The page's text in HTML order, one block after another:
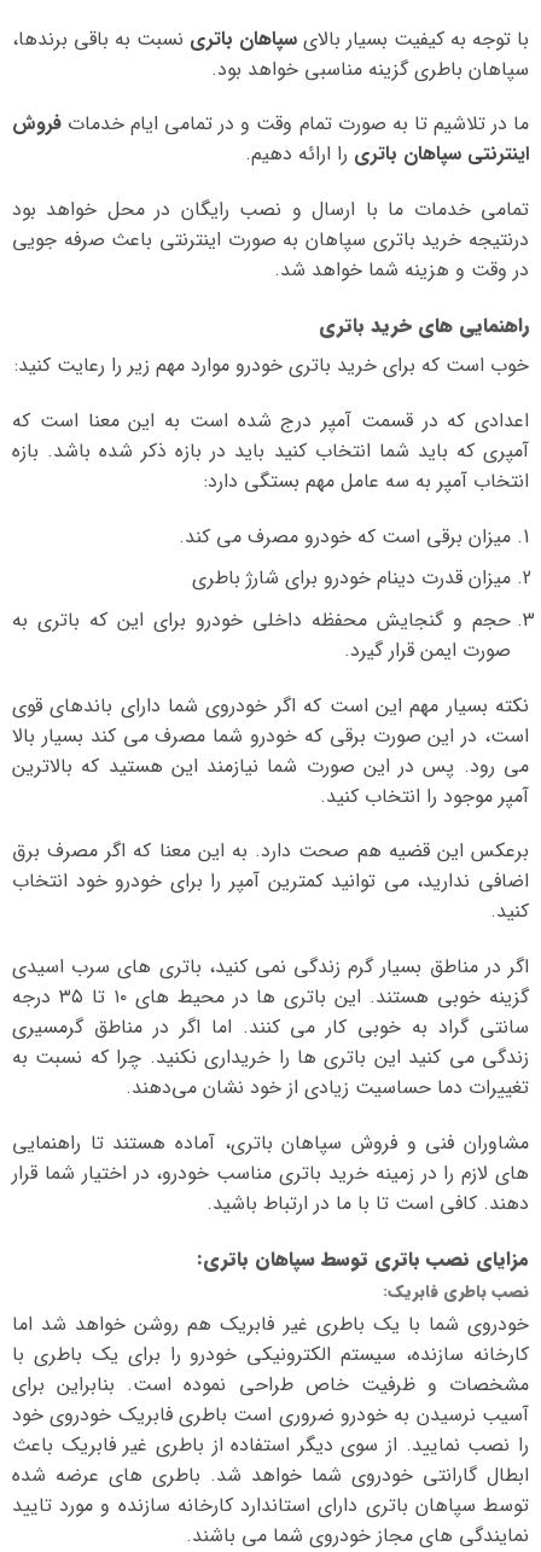
با توجه به کیفیت بسیار بالای سپاهان باتری نسبت به باقی برندها،
سپاهان باطری گزینه مناسبی خواهد بود.
ما در تلاشیم تا به صورت تمام وقت و در تمامی ایام خدمات فروش
اینترنتی سپاهان باتری را ارائه دهیم.
تمامی خدمات ما با ارسال و نصب رایگان در محل خواهد بود
درنتیجه خرید باتری سپاهان به صورت اینترنتی باعث صرفه جویی
در وقت و هزینه شما خواهد شد.
راهنمایی های خرید باتری
خوب است که برای خرید باتری خودرو موارد مهم زیر را رعایت کنید:
اعدادی که در قسمت آمپر درج شده است به این معنا است که
آمپری که باید شما انتخاب کنید باید در بازه ذکر شده باشد. بازه
انتخاب آمپر به سه عامل مهم بستگی دارد:
میزان برقی است که خودرو مصرف می کند.
میزان قدرت دینام خودرو برای شارژ باطری
حجم و گنجایش محفظه داخلی خودرو برای این که باتری به
صورت ایمن قرار گیرد.
نکته بسیار مهم این است که اگر خودروی شما دارای باندهای قوی
است، در این صورت برقی که خودرو شما مصرف می کند بسیار بالا
می رود. پس در این صورت شما نیازمند این هستید که بالاترین
آمپر موجود را انتخاب کنید.
برعکس این قضیه هم صحت دارد. به این معنا که اگر مصرف برق
اضافی ندارید، می توانید کمترین آمپر را برای خودرو خود انتخاب
کنید.
اگر در مناطق بسیار گرم زندگی نمی کنید، باتری های سرب اسیدی
گزینه خوبی هستند. این باتری ها در محیط های ۱۰ تا ۳۵ درجه
سانتی گراد به خوبی کار می کنند. اما اگر در مناطق گرمسیری
زندگی می کنید این باتری ها را خریداری نکنید. چرا که نسبت به
تغییرات دما حساسیت زیادی از خود نشان می‌دهند.
مشاوران فنی و فروش سپاهان باتری، آماده هستند تا راهنمایی
های لازم را در زمینه خرید باتری مناسب خودرو، در اختیار شما قرار
دهند. کافی است تا با ما در ارتباط باشید.
مزایای نصب باتری توسط سپاهان باتری:
نصب باطری فابریک:
خودروی شما با یک باطری غیر فابریک هم روشن خواهد شد اما
کارخانه سازنده، سیستم الکترونیکی خودرو را برای یک باطری با
مشخصات و ظرفیت خاص طراحی نموده است. بنابراین برای
آسیب نرسیدن به خودرو ضروری است باطری فابریک خودروی خود
را نصب نمایید. از سوی دیگر استفاده از باطری غیر فابریک باعث
ابطال گارانتی خودروی شما خواهد شد. باطری های عرضه شده
توسط سپاهان باتری دارای استاندارد کارخانه سازنده و مورد تایید
نمایندگی های مجاز خودروی شما می باشند.